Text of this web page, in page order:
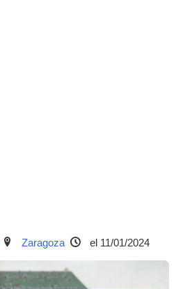
Zaragoza el 11/01/2024